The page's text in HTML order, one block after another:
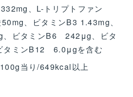
、L-トリプトファン
、ビタミンB3 1.43mg、
ビタミンB6 242μg、ビタ
ミンB12 6.0μgを含む
100g当り/649kcal以上